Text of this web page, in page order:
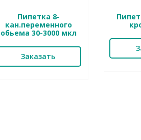
Пипетка 8-
кан.переменного
обьема 30-3000 мкл
Заказать